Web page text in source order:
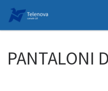
Passa al contenuto
PANTALONI